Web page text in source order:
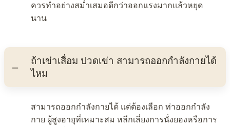
ควรทำอย่างสม่ำเสมอดีกว่าออกแรงมากแล้วหยุด
นาน
ถ้าเข่าเสื่อม ปวดเข่า สามารถออกกำลังกายได้
ไหม
สามารถออกกำลังกายได้ แต่ต้องเลือก ท่าออกกำลัง
กาย ผู้สูงอายุที่เหมาะสม หลีกเลี่ยงการนั่งยองหรือการ